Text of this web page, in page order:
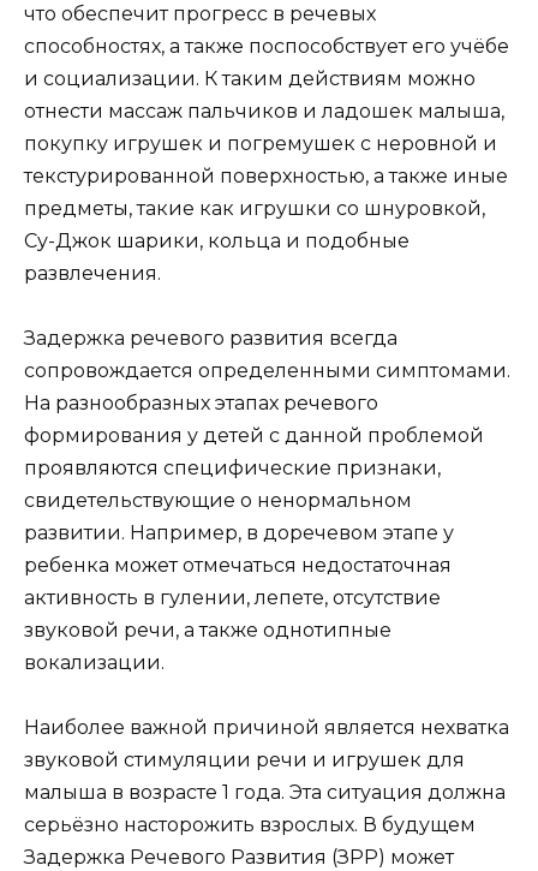
что обеспечит прогресс в речевых
способностях, а также поспособствует его учёбе
и социализации. К таким действиям можно
отнести массаж пальчиков и ладошек малыша,
покупку игрушек и погремушек с неровной и
текстурированной поверхностью, а также иные
предметы, такие как игрушки со шнуровкой,
Су-Джок шарики, кольца и подобные
развлечения.
Задержка речевого развития всегда
сопровождается определенными симптомами.
На разнообразных этапах речевого
формирования у детей с данной проблемой
проявляются специфические признаки,
свидетельствующие о ненормальном
развитии. Например, в доречевом этапе у
ребенка может отмечаться недостаточная
активность в гулении, лепете, отсутствие
звуковой речи, а также однотипные
вокализации.
Наиболее важной причиной является нехватка
звуковой стимуляции речи и игрушек для
малыша в возрасте 1 года. Эта ситуация должна
серьёзно насторожить взрослых. В будущем
Задержка Речевого Развития (ЗРР) может